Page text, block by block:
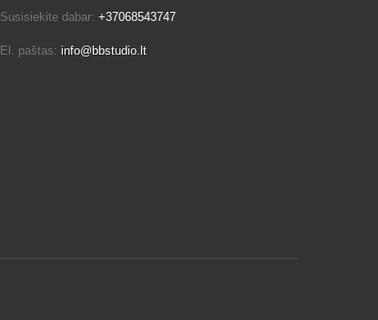
Susisiekite dabar: +37068543747
El. paštas: info@bbstudio.lt